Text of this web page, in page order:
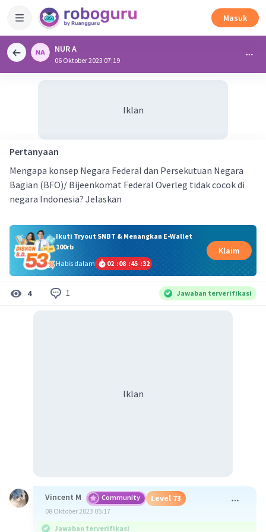
Masuk
NUR A
06 Oktober 2023 07:19
Iklan
Pertanyaan
Mengapa konsep Negara Federal dan Persekutuan Negara
Bagian (BFO)/ Bijeenkomat Federal Overleg tidak cocok di
negara Indonesia? Jelaskan
Ikuti Tryout SNBT & Menangkan E-Wallet
100rb
Habis dalam
02 :08 :45 :31
Klaim
4 1 Jawaban terverifikasi
Iklan
Vincent M Community Level 73
08 Oktober 2023 05:17
Jawaban terverifikasi